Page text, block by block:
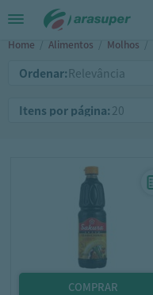
Home / Alimentos / Molhos /
Ordenar:
Itens por página: